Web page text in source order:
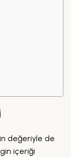
değeriyle de
içeriği